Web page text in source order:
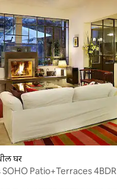
घर
Patio+Terraces 4BDR